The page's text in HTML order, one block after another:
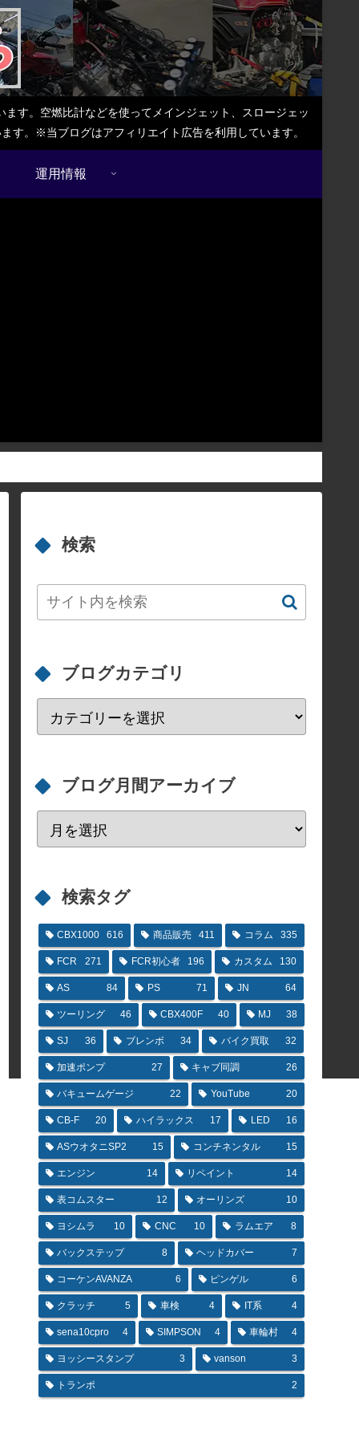
す。空燃比計などを使ってメインジェット、スロージェッ
す。※当ブログはアフィリエイト広告を利用しています。
運用情報
検索
ブログカテゴリ
ブログ月間アーカイブ
検索タグ
CBX1000 616 商品販売 411 コラム 335
FCR 271 FCR初心者 196 カスタム 130
AS 84 PS 71 JN 64
ツーリング 46 CBX400F 40 MJ 38
SJ 36 ブレンボ 34 バイク買取 32
加速ポンプ 27 キャブ同調 26
バキュームゲージ 22 YouTube 20
CB-F 20 ハイラックス 17 LED 16
ASウオタニSP2 15 コンチネンタル 15
エンジン 14 リペイント 14
表コムスター 12 オーリンズ 10
ヨシムラ 10 CNC 10 ラムエア 8
バックステップ 8 ヘッドカバー 7
コーケンAVANZA 6 ピンゲル 6
クラッチ 5 車検 4 IT系 4
sena10cpro 4 SIMPSON 4 車輪村 4
ヨッシースタンプ 3 vanson 3
トランポ 2